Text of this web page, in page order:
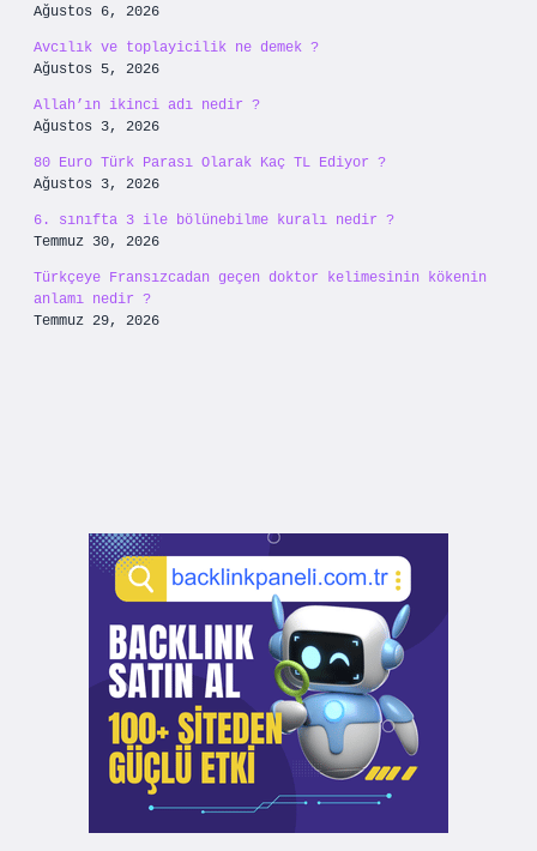
Ağustos 6, 2026
Avcılık ve toplayicilik ne demek ?
Ağustos 5, 2026
Allah’ın ikinci adı nedir ?
Ağustos 3, 2026
80 Euro Türk Parası Olarak Kaç TL Ediyor ?
Ağustos 3, 2026
6. sınıfta 3 ile bölünebilme kuralı nedir ?
Temmuz 30, 2026
Türkçeye Fransızcadan geçen doktor kelimesinin kökenin
anlamı nedir ?
Temmuz 29, 2026